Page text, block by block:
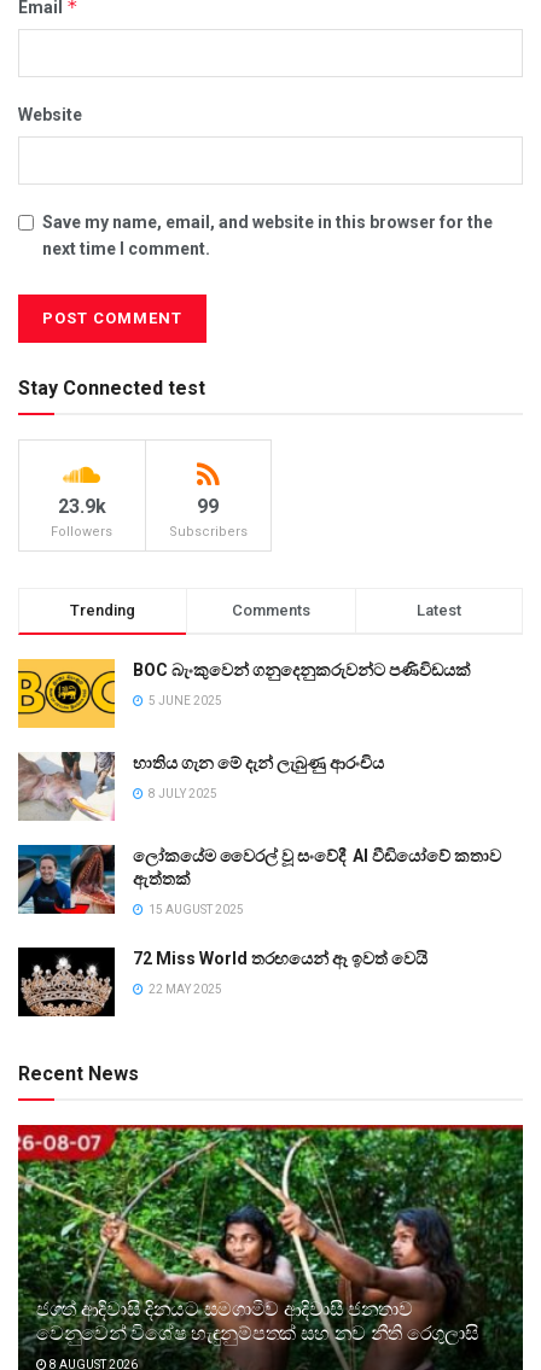
Email *
Website
Save my name, email, and website in this browser for the
next time I comment.
Stay Connected test
23.9k
Followers
99
Subscribers
Trending Comments Latest
BOC බැංකුවෙන් ගනුදෙනුකරුවන්ට පණිවිඩයක්
5 JUNE 2025
භාතිය ගැන මේ දැන් ලැබුණු ආරංචිය
8 JULY 2025
ලෝකයේම වෛරල් වූ සංවේදී AI වීඩියෝවේ කතාව
ඇත්තක්
15 AUGUST 2025
72 Miss World තරඟයෙන් ඈ ඉවත් වෙයි
22 MAY 2025
Recent News
ජගත් ආදිවාසි දිනයට සමගාමීව ආදිවාසී ජනතාව
වෙනුවෙන් විශේෂ හැඳුනුම්පතක් සහ නව නීති රෙගුලාසි
8 AUGUST 2026